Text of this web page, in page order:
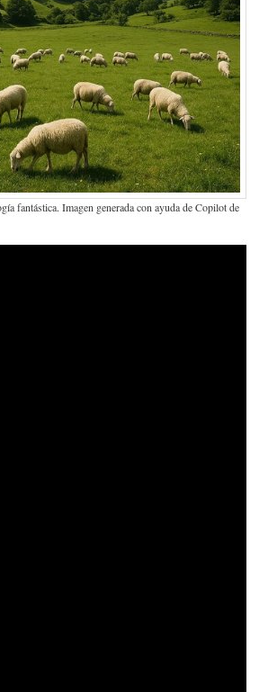
fantástica. Imagen generada con ayuda de Copilot de